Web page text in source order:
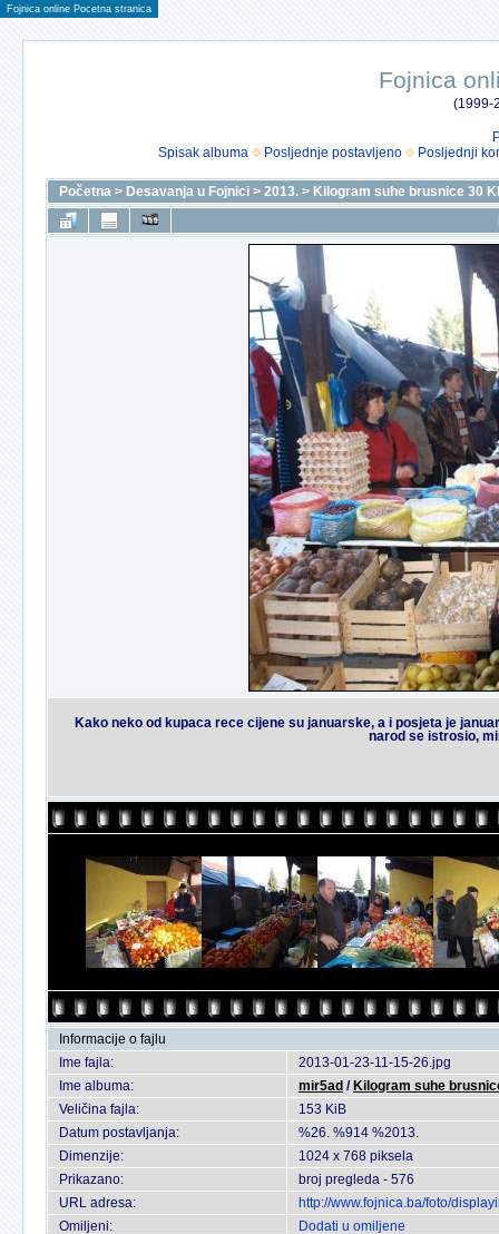
Fojnica online Pocetna stranica
Fojnica
(1999-
Spisak albuma
Posljednje postavljeno Posljednji
Početna > Desavanja u Fojnici > 2013. > Kilogram suhe brusnice 30
Kako neko od kupaca rece cijene su januarske, a i posjeta je
narod se istrosio,
Informacije o fajlu
Ime fajla:
2013-01-23-11-15-26.jpg
Ime albuma:
mir5ad / Kilogram suhe
Veličina fajla:
153 KiB
Datum postavljanja:
%26. %914 %2013.
Dimenzije:
1024 x 768 piksela
Prikazano:
broj pregleda - 576
URL adresa:
http://www.fojnica.ba/foto/
Omiljeni:
Dodati u omiljene